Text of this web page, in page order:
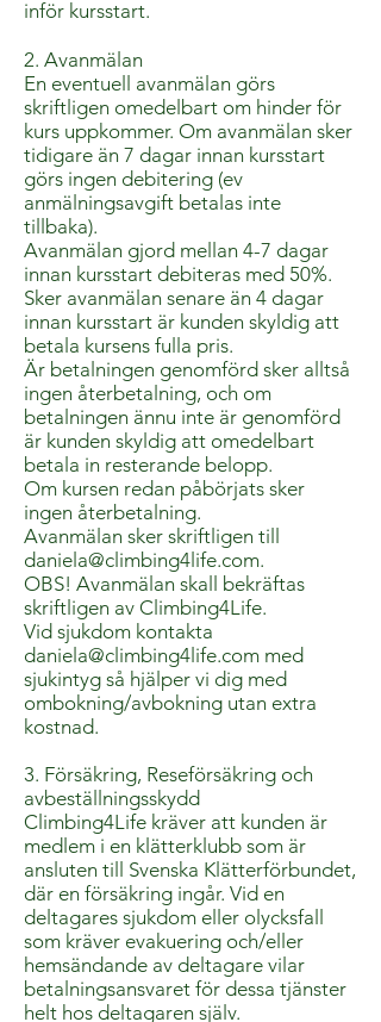
inför kursstart.
2. Avanmälan
En eventuell avanmälan görs
skriftligen omedelbart om hinder för
kurs uppkommer. Om avanmälan sker
tidigare än 7 dagar innan kursstart
görs ingen debitering (ev
anmälningsavgift betalas inte
tillbaka).
Avanmälan gjord mellan 4-7 dagar
innan kursstart debiteras med 50%.
Sker avanmälan senare än 4 dagar
innan kursstart är kunden skyldig att
betala kursens fulla pris.
Är betalningen genomförd sker alltså
ingen återbetalning, och om
betalningen ännu inte är genomförd
är kunden skyldig att omedelbart
betala in resterande belopp.
Om kursen redan påbörjats sker
ingen återbetalning.
Avanmälan sker skriftligen till
daniela@climbing4life.com.
OBS! Avanmälan skall bekräftas
skriftligen av Climbing4Life.
Vid sjukdom kontakta
daniela@climbing4life.com med
sjukintyg så hjälper vi dig med
ombokning/avbokning utan extra
kostnad.
3. Försäkring, Reseförsäkring och
avbeställningsskydd
Climbing4Life kräver att kunden är
medlem i en klätterklubb som är
ansluten till Svenska Klätterförbundet,
där en försäkring ingår. Vid en
deltagares sjukdom eller olycksfall
som kräver evakuering och/eller
hemsändande av deltagare vilar
betalningsansvaret för dessa tjänster
helt hos deltagaren själv.